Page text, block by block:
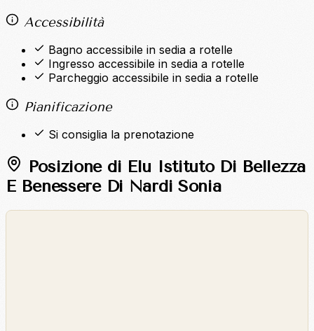
Accessibilità
Bagno accessibile in sedia a rotelle
Ingresso accessibile in sedia a rotelle
Parcheggio accessibile in sedia a rotelle
Pianificazione
Si consiglia la prenotazione
Posizione di Elu Istituto Di Bellezza
E Benessere Di Nardi Sonia